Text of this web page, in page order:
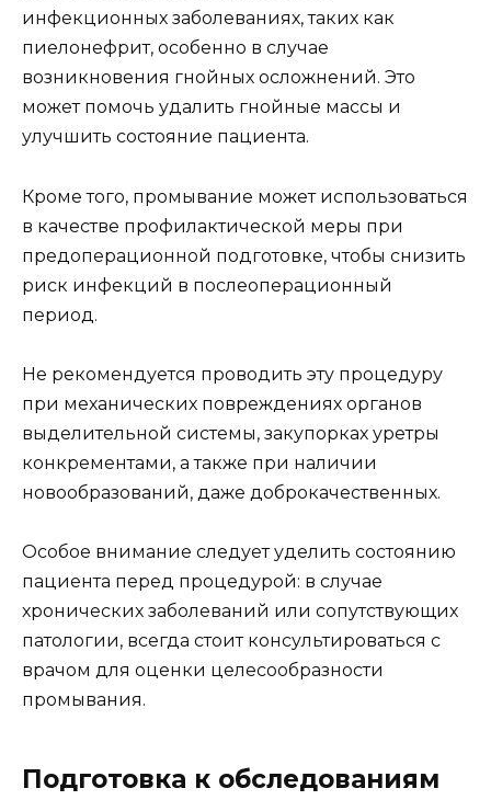
инфекционных заболеваниях, таких как
пиелонефрит, особенно в случае
возникновения гнойных осложнений. Это
может помочь удалить гнойные массы и
улучшить состояние пациента.
Кроме того, промывание может использоваться
в качестве профилактической меры при
предоперационной подготовке, чтобы снизить
риск инфекций в послеоперационный
период.
Не рекомендуется проводить эту процедуру
при механических повреждениях органов
выделительной системы, закупорках уретры
конкрементами, а также при наличии
новообразований, даже доброкачественных.
Особое внимание следует уделить состоянию
пациента перед процедурой: в случае
хронических заболеваний или сопутствующих
патологии, всегда стоит консультироваться с
врачом для оценки целесообразности
промывания.
Подготовка к обследованиям